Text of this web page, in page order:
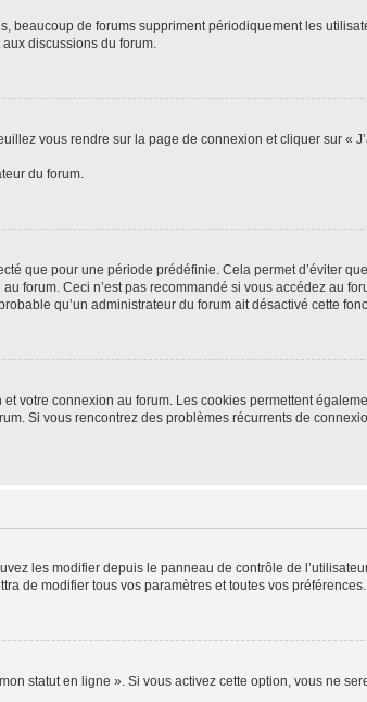
beaucoup de forums suppriment périodiquement les
discussions du forum.
vous rendre sur la page de connexion et cliquer sur «
du forum.
que pour une période prédéfinie. Cela permet d’éviter
forum. Ceci n’est pas recommandé si vous accédez au
qu’un administrateur du forum ait désactivé cette
votre connexion au forum. Les cookies permettent
Si vous rencontrez des problèmes récurrents de
les modifier depuis le panneau de contrôle de
de modifier tous vos paramètres et toutes vos préférences.
statut en ligne ». Si vous activez cette option, vous ne